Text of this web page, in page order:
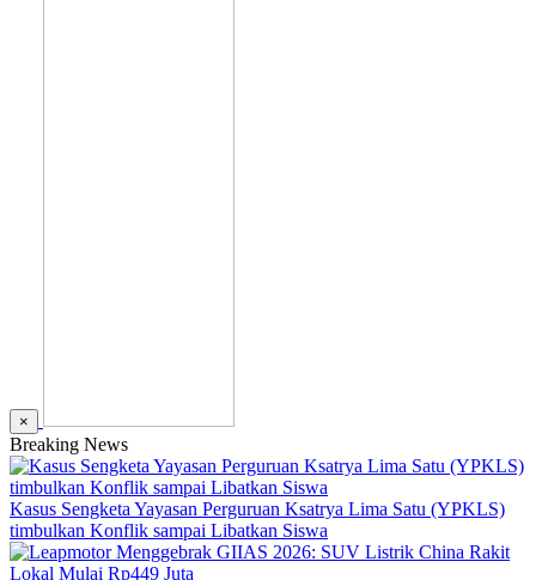
×
Breaking News
Kasus Sengketa Yayasan Perguruan Ksatrya Lima Satu (YPKLS)
timbulkan Konflik sampai Libatkan Siswa